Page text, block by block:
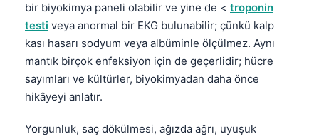
bir biyokimya paneli olabilir ve yine de < troponin
testi veya anormal bir EKG bulunabilir; çünkü kalp
kası hasarı sodyum veya albüminle ölçülmez. Aynı
mantık birçok enfeksiyon için de geçerlidir; hücre
sayımları ve kültürler, biyokimyadan daha önce
hikâyeyi anlatır.
Yorgunluk, saç dökülmesi, ağızda ağrı, uyuşuk